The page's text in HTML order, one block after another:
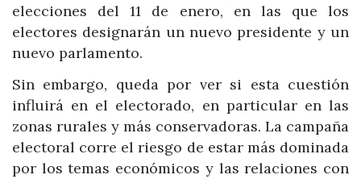
elecciones del 11 de enero, en las que los
electores designarán un nuevo presidente y un
nuevo parlamento.
Sin embargo, queda por ver si esta cuestión
influirá en el electorado, en particular en las
zonas rurales y más conservadoras. La campaña
electoral corre el riesgo de estar más dominada
por los temas económicos y las relaciones con